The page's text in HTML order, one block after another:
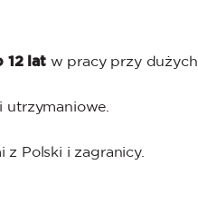
12 lat w pracy przy dużych
utrzymaniowe.
Polski i zagranicy.